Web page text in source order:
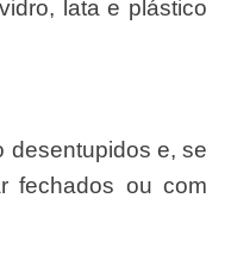
fechados ou com